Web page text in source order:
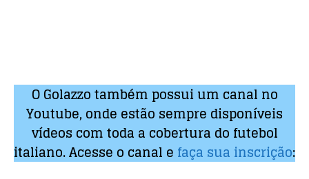
O Golazzo também possui um canal no
Youtube, onde estão sempre disponíveis
vídeos com toda a cobertura do futebol
italiano. Acesse o canal e faça sua inscrição: